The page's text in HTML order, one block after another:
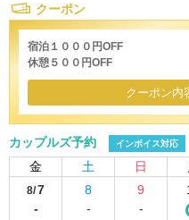
クーポン
宿泊１０００円OFF
休憩５００円OFF
クーポン内
カップルズ予約 インボイス対応
金 土 日
8/7
-
8
-
9
-